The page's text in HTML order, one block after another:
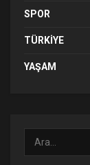
SPOR
TÜRKIYE
YAŞAM